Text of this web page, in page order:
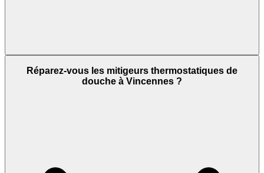
Réparez-vous les mitigeurs thermostatiques de
douche à Vincennes ?